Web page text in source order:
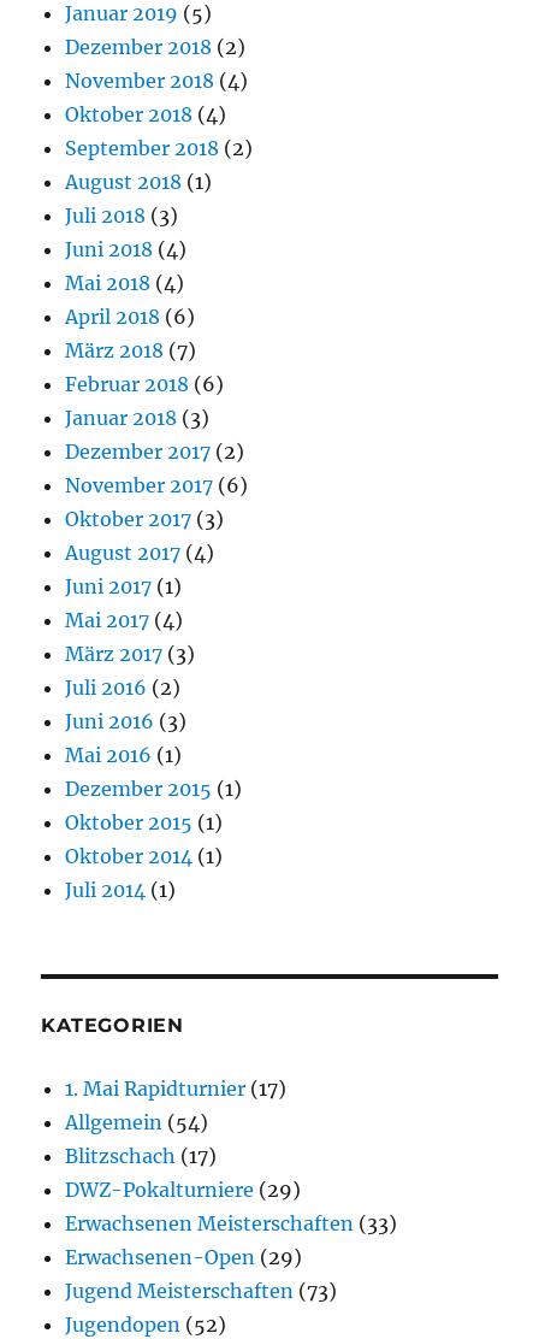
Januar 2019 (5)
Dezember 2018 (2)
November 2018 (4)
Oktober 2018 (4)
September 2018 (2)
August 2018 (1)
Juli 2018 (3)
Juni 2018 (4)
Mai 2018 (4)
April 2018 (6)
März 2018 (7)
Februar 2018 (6)
Januar 2018 (3)
Dezember 2017 (2)
November 2017 (6)
Oktober 2017 (3)
August 2017 (4)
Juni 2017 (1)
Mai 2017 (4)
März 2017 (3)
Juli 2016 (2)
Juni 2016 (3)
Mai 2016 (1)
Dezember 2015 (1)
Oktober 2015 (1)
Oktober 2014 (1)
Juli 2014 (1)
KATEGORIEN
1. Mai Rapidturnier (17)
Allgemein (54)
Blitzschach (17)
DWZ-Pokalturniere (29)
Erwachsenen Meisterschaften (33)
Erwachsenen-Open (29)
Jugend Meisterschaften (73)
Jugendopen (52)